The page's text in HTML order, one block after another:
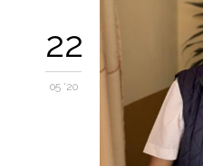
22
05 '20